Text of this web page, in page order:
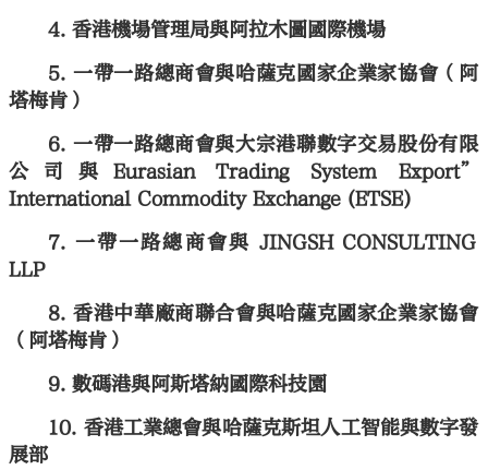
香港機場管理局與阿拉木圖國際機場
一帶一路總商會與哈薩克國家企業家協會（阿
塔梅肯）
一帶一路總商會與大宗港聯數字交易股份有限
公司與Eurasian Trading System Export”
International Commodity Exchange (ETSE)
一帶一路總商會與 JINGSH CONSULTING
LLP
香港中華廠商聯合會與哈薩克國家企業家協會
（阿塔梅肯）
數碼港與阿斯塔納國際科技園
香港工業總會與哈薩克斯坦人工智能與數字發
展部